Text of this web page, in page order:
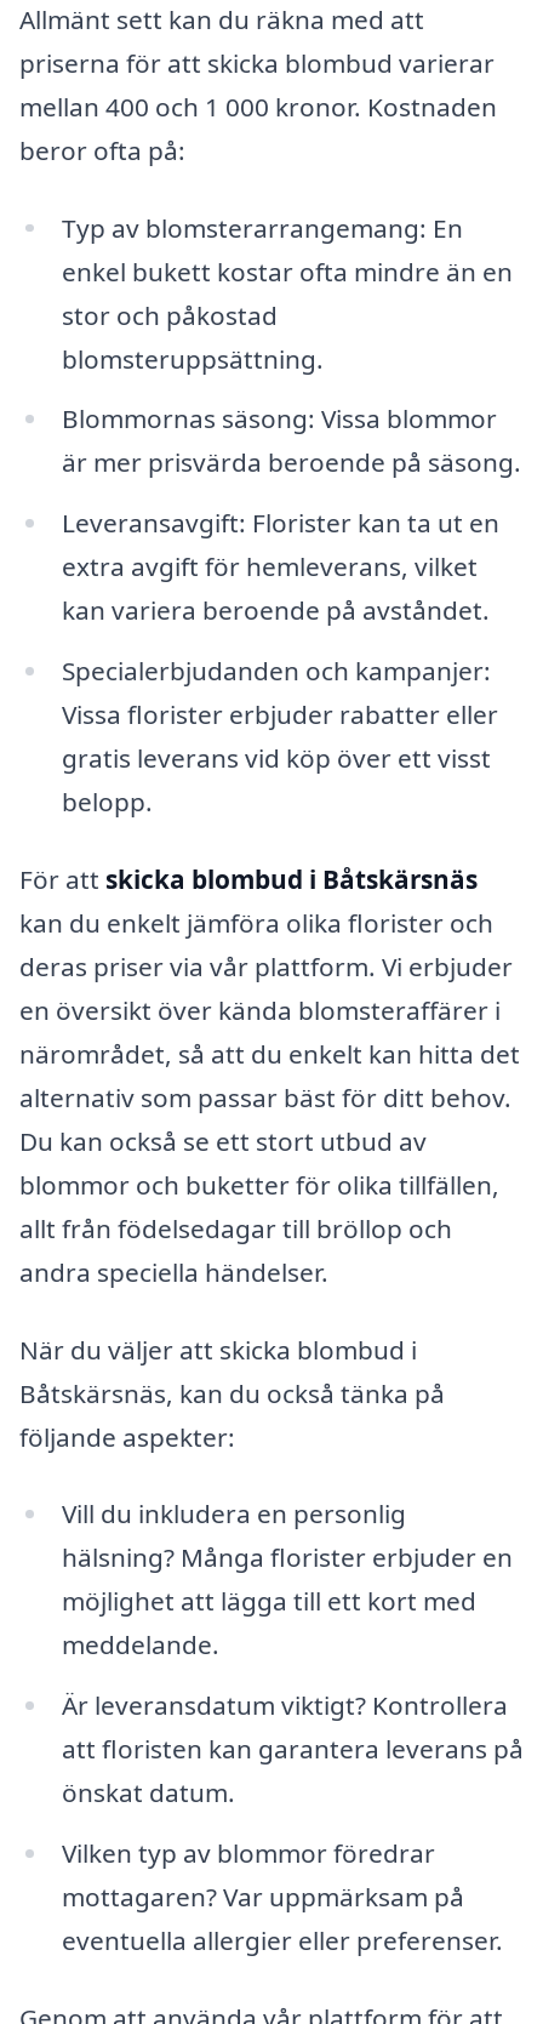
Allmänt sett kan du räkna med att
priserna för att skicka blombud varierar
mellan 400 och 1 000 kronor. Kostnaden
beror ofta på:
Typ av blomsterarrangemang: En
enkel bukett kostar ofta mindre än en
stor och påkostad
blomsteruppsättning.
Blommornas säsong: Vissa blommor
är mer prisvärda beroende på säsong.
Leveransavgift: Florister kan ta ut en
extra avgift för hemleverans, vilket
kan variera beroende på avståndet.
Specialerbjudanden och kampanjer:
Vissa florister erbjuder rabatter eller
gratis leverans vid köp över ett visst
belopp.
För att skicka blombud i Båtskärsnäs
kan du enkelt jämföra olika florister och
deras priser via vår plattform. Vi erbjuder
en översikt över kända blomsteraffärer i
närområdet, så att du enkelt kan hitta det
alternativ som passar bäst för ditt behov.
Du kan också se ett stort utbud av
blommor och buketter för olika tillfällen,
allt från födelsedagar till bröllop och
andra speciella händelser.
När du väljer att skicka blombud i
Båtskärsnäs, kan du också tänka på
följande aspekter:
Vill du inkludera en personlig
hälsning? Många florister erbjuder en
möjlighet att lägga till ett kort med
meddelande.
Är leveransdatum viktigt? Kontrollera
att floristen kan garantera leverans på
önskat datum.
Vilken typ av blommor föredrar
mottagaren? Var uppmärksam på
eventuella allergier eller preferenser.